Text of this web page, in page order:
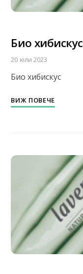
Био хибискус
20 юли 2023
Био хибискус
ВИЖ ПОВЕЧЕ